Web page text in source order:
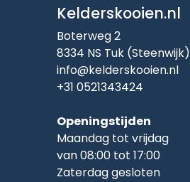
Kelderskooien.nl
Boterweg 2
8334 NS Tuk (Steenwijk)
info@kelderskooien.nl
+31 0521343424
Openingstijden
Maandag tot vrijdag
van 08:00 tot 17:00
Zaterdag gesloten